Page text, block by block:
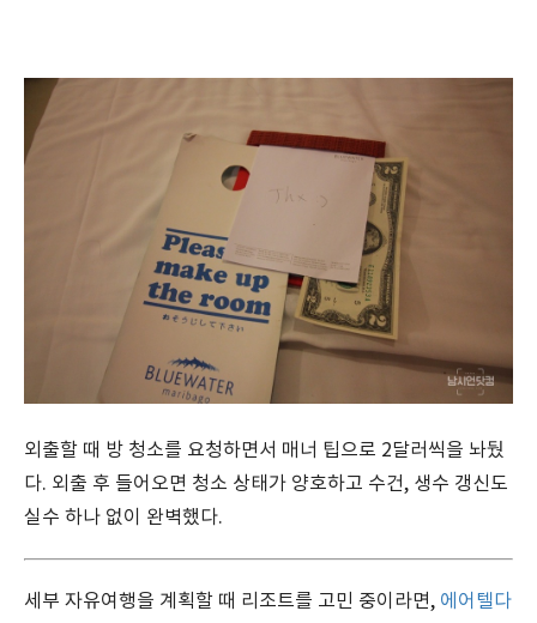
외출할 때 방 청소를 요청하면서 매너 팁으로 2달러씩을 놔뒀
다. 외출 후 들어오면 청소 상태가 양호하고 수건, 생수 갱신도
실수 하나 없이 완벽했다.
세부 자유여행을 계획할 때 리조트를 고민 중이라면, 에어텔다